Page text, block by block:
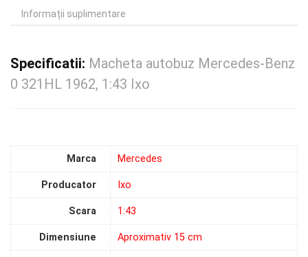
Informații suplimentare
Specificatii: Macheta autobuz Mercedes-Benz
0 321HL 1962, 1:43 Ixo
Marca Mercedes
Producator Ixo
Scara 1:43
Dimensiune Aproximativ 15 cm